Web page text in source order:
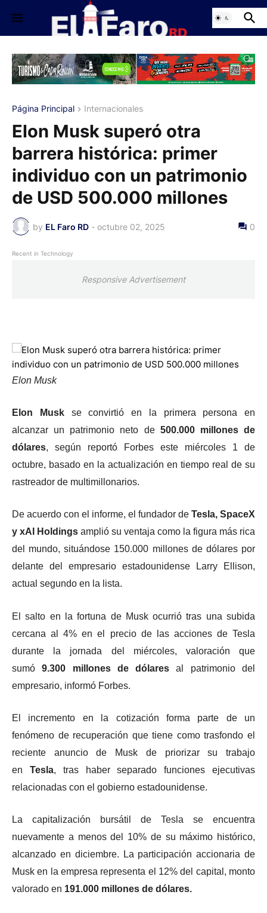
Página Principal Internacionales
Elon Musk superó otra
barrera histórica: primer
individuo con un patrimonio
de USD 500.000 millones
by EL Faro RD - octubre 02, 2025 0
Recent in Technology
Responsive Advertisement
Elon Musk
Elon Muskse convirtió en la primera persona en
alcanzar un patrimonio neto de 500.000 millones de
dólares, según reportó Forbes este miércoles 1 de
octubre, basado en la actualización en tiempo real de su
rastreador de multimillonarios.
De acuerdo con el informe, el fundador de Tesla, SpaceX
y xAI Holdings amplió su ventaja como la figura más rica
del mundo, situándose 150.000 millones de dólares por
delante del empresario estadounidense Larry Ellison,
actual segundo en la lista.
El salto en la fortuna de Musk ocurrió tras una subida
cercana al 4% en el precio de las acciones de Tesla
durante la jornada del miércoles, valoración que
sumó9.300 millones de dólares al patrimonio del
empresario, informó Forbes.
El incremento en la cotización forma parte de un
fenómeno de recuperación que tiene como trasfondo el
reciente anuncio de Musk de priorizar su trabajo
en Tesla, tras haber separado funciones ejecutivas
relacionadas con el gobierno estadounidense.
La capitalización bursátil de Tesla se encuentra
nuevamente a menos del 10% de su máximo histórico,
alcanzado en diciembre. La participación accionaria de
Musk en la empresa representa el 12% del capital, monto
valorado en 191.000 millones de dólares.